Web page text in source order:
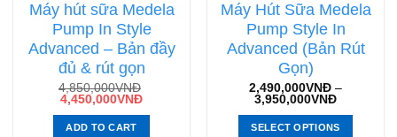
Máy hút sữa Medela
Pump In Style
Advanced – Bản đầy
đủ & rút gọn
4,850,000VNĐ
4,450,000VNĐ
ADD TO CART
Máy Hút Sữa Medela
Pump Style In
Advanced (Bản Rút
Gọn)
2,490,000VNĐ –
3,950,000VNĐ
SELECT OPTIONS